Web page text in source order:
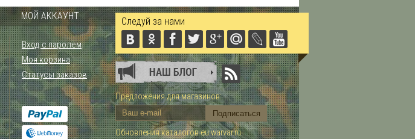
МОЙ АККАУНТ
Вход с паролем
Моя корзина
Статусы заказов
Следуй за нами
Предложения для магазинов:
Обновления каталогов eu.warvar.ru